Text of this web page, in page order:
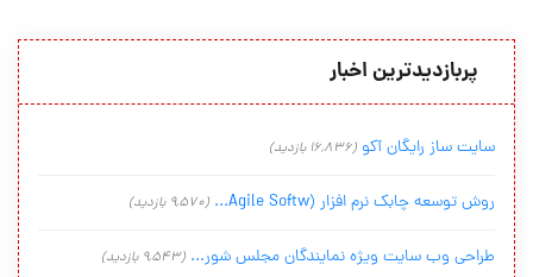
پربازدیدترین اخبار
سایت ساز رایگان آکو (16,836 بازدید)
روش توسعه چابک نرم افزار (Agile Softw... (9,570 بازدید)
طراحی وب سایت ویژه نمایندگان مجلس شور... (9,543 بازدید)